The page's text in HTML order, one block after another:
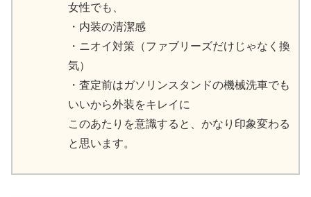
女性でも、
・内装の清潔感
・ニオイ対策（ファブリーズだけじゃなく換
気）
・査定前はガソリンスタンドの機械洗車でも
いいから外装をキレイに
このあたりを意識すると、かなり印象変わる
と思います。